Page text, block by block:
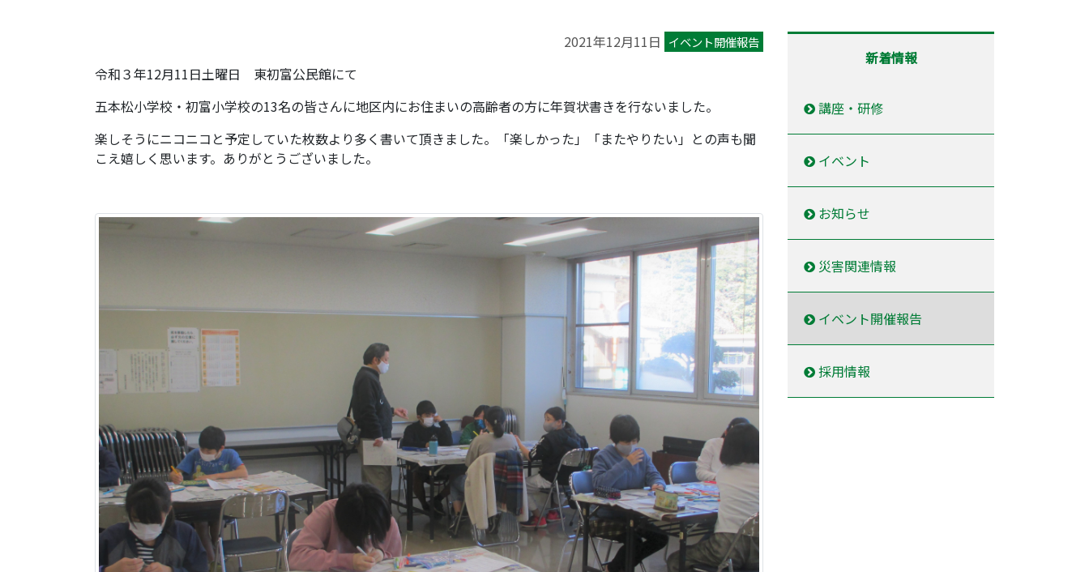
2021年12月11日 イベント開催報告
令和３年12月11日土曜日 東初富公民館にて
五本松小学校・初富小学校の13名の皆さんに地区内にお住まいの高齢者の方に年賀状書きを行ないました。
楽しそうにニコニコと予定していた枚数より多く書いて頂きました。「楽しかった」「またやりたい」との声も聞
こえ嬉しく思います。ありがとうございました。
新着情報
講座・研修
イベント
お知らせ
災害関連情報
イベント開催報告
採用情報